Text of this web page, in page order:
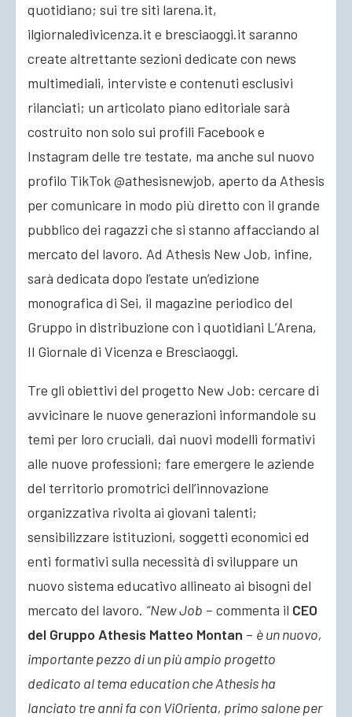
quotidiano; sui tre siti larena.it,
ilgiornaledivicenza.it e bresciaoggi.it saranno
create altrettante sezioni dedicate con news
multimediali, interviste e contenuti esclusivi
rilanciati; un articolato piano editoriale sarà
costruito non solo sui profili Facebook e
Instagram delle tre testate, ma anche sul nuovo
profilo TikTok @athesisnewjob, aperto da Athesis
per comunicare in modo più diretto con il grande
pubblico dei ragazzi che si stanno affacciando al
mercato del lavoro. Ad Athesis New Job, infine,
sarà dedicata dopo l’estate un’edizione
monografica di Sei, il magazine periodico del
Gruppo in distribuzione con i quotidiani L’Arena,
Il Giornale di Vicenza e Bresciaoggi.
Tre gli obiettivi del progetto New Job: cercare di
avvicinare le nuove generazioni informandole su
temi per loro cruciali, dai nuovi modelli formativi
alle nuove professioni; fare emergere le aziende
del territorio promotrici dell’innovazione
organizzativa rivolta ai giovani talenti;
sensibilizzare istituzioni, soggetti economici ed
enti formativi sulla necessità di sviluppare un
nuovo sistema educativo allineato ai bisogni del
mercato del lavoro. “New Job – commenta il CEO
del Gruppo Athesis Matteo Montan – è un nuovo,
importante pezzo di un più ampio progetto
dedicato al tema education che Athesis ha
lanciato tre anni fa con ViOrienta, primo salone per